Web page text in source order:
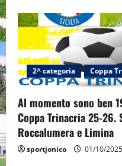
n
2^ categoria Coppa
Al momento sono ben
Coppa Trinacria 25-
Roccalumera e Limina
sportjonico 01/10/2025